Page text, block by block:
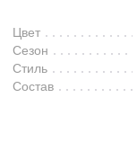
Цвет
Сезон
Стиль
Состав